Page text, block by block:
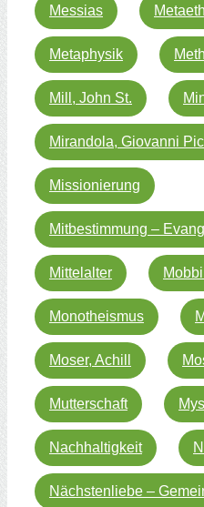
Messias
Metaphysik
Mill, John St.
Mirandola, Giovanni
Missionierung
Mitbestimmung –
Mittelalter
Monotheismus
Moser, Achill
Mutterschaft
Nachhaltigkeit
Nächstenliebe –